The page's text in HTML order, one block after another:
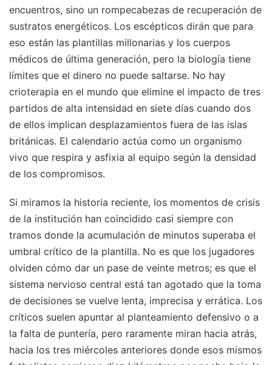
encuentros, sino un rompecabezas de recuperación de
sustratos energéticos. Los escépticos dirán que para
eso están las plantillas millonarias y los cuerpos
médicos de última generación, pero la biología tiene
límites que el dinero no puede saltarse. No hay
crioterapia en el mundo que elimine el impacto de tres
partidos de alta intensidad en siete días cuando dos
de ellos implican desplazamientos fuera de las islas
británicas. El calendario actúa como un organismo
vivo que respira y asfixia al equipo según la densidad
de los compromisos.
Si miramos la historia reciente, los momentos de crisis
de la institución han coincidido casi siempre con
tramos donde la acumulación de minutos superaba el
umbral crítico de la plantilla. No es que los jugadores
olviden cómo dar un pase de veinte metros; es que el
sistema nervioso central está tan agotado que la toma
de decisiones se vuelve lenta, imprecisa y errática. Los
críticos suelen apuntar al planteamiento defensivo o a
la falta de puntería, pero raramente miran hacia atrás,
hacia los tres miércoles anteriores donde esos mismos